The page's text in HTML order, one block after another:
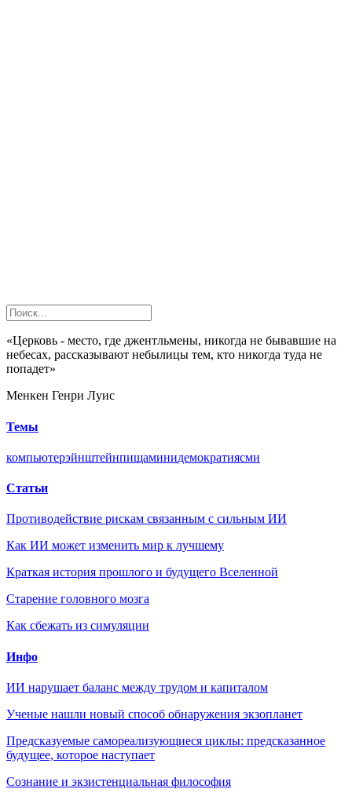
«Церковь - место, где джентльмены, никогда не бывавшие на
небесах, рассказывают небылицы тем, кто никогда туда не
попадет»
Менкен Генри Луис
Темы
компьютерэйнштейнпищаминидемократиясми
Статьи
Противодействие рискам связанным с сильным ИИ
Как ИИ может изменить мир к лучшему
Краткая история прошлого и будущего Вселенной
Старение головного мозга
Как сбежать из симуляции
Инфо
ИИ нарушает баланс между трудом и капиталом
Ученые нашли новый способ обнаружения экзопланет
Предсказуемые самореализующиеся циклы: предсказанное
будущее, которое наступает
Сознание и экзистенциальная философия